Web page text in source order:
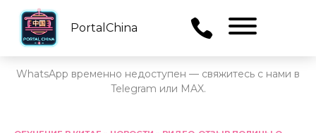
PortalChina
WhatsApp временно недоступен — свяжитесь с нами в
Telegram или MAX.